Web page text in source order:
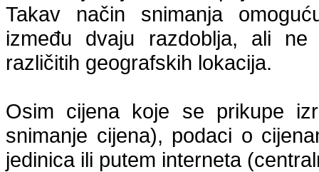
Takav način snimanja
između dvaju razdoblja, ali
različitih geografskih lokacija.
Osim cijena koje se prikupe
snimanje cijena), podaci o
jedinica ili putem interneta